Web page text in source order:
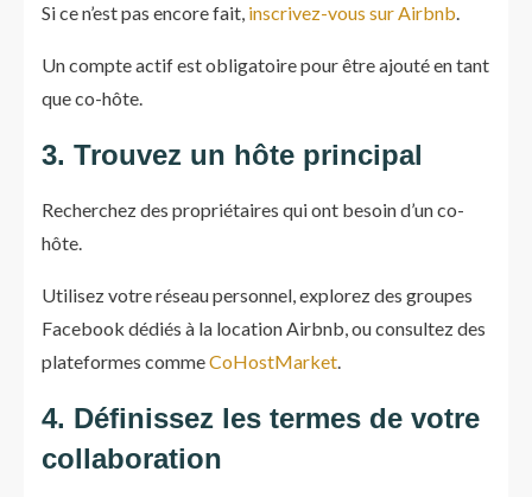
Si ce n’est pas encore fait, inscrivez-vous sur Airbnb.
Un compte actif est obligatoire pour être ajouté en tant
que co-hôte.
3. Trouvez un hôte principal
Recherchez des propriétaires qui ont besoin d’un co-
hôte.
Utilisez votre réseau personnel, explorez des groupes
Facebook dédiés à la location Airbnb, ou consultez des
plateformes commeCoHostMarket.
4. Définissez les termes de votre
collaboration